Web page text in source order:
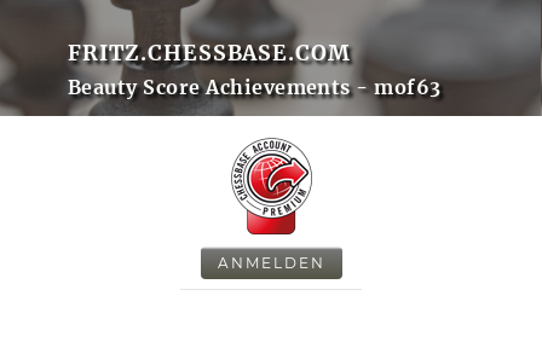
FRITZ.CHESSBASE.COM
Beauty Score Achievements - mof63
ANMELDEN